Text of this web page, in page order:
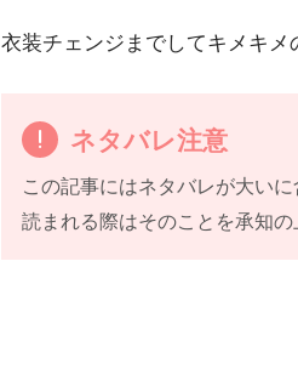
衣装チェンジまでしてキメキメ
ネタバレ注意
この記事にはネタバレが大いに
読まれる際はそのことを承知の